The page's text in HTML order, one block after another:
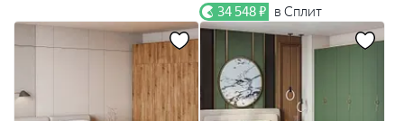
34 548 ₽ в Сплит